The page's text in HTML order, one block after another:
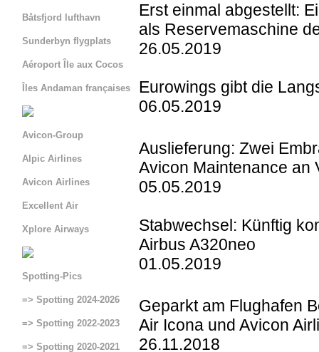
Båtsfjord lufthavn
Sunderbyn flygplats
Aéroport Île aux Cocos
Îles Andaman françaises
Avicon-Group
Alpic Airlines
Avicon Airlines
Excellent Air
Xplore Airways
Spotting-Pics
=> Spotting 2024-2026
=> Spotting 2022-2023
=> Spotting 2020-2021
Erst einmal abgestellt:
als Reservemaschine
26.05.2019
Eurowings gibt die
06.05.2019
Auslieferung: Zwei
Avicon Maintenance an
05.05.2019
Stabwechsel: Künftig
Airbus A320neo
01.05.2019
Geparkt am Flughafen
Air Icona und Avicon
26.11.2018